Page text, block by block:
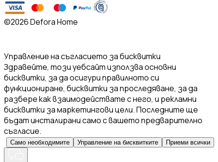
©2026 Defora Home
Управление на съгласието за бисквитки
Здравейте, този уебсайт използва основни
бисквитки, за да осигури правилното си
функциониране, бисквитки за проследяване, за да
разбере как взаимодействате с него, и рекламни
бисквитки за маркетингови цели. Последните ще
бъдат инсталирани само с вашето предварително
съгласие.
Само необходимите Управление на бисквитките Приеми всички